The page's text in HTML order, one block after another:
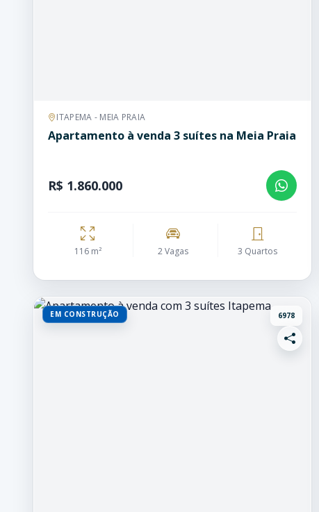
ITAPEMA - MEIA PRAIA
Apartamento à venda 3 suítes na Meia Praia
R$ 1.860.000
116 m² 2 Vagas 3 Quartos
EM CONSTRUÇÃO 6978